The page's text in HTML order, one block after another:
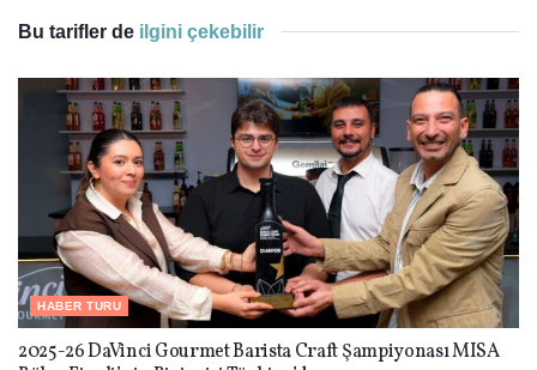
Bu tarifler de ilgini çekebilir
HABER TURU
2025-26 DaVinci Gourmet Barista Craft Şampiyonası MISA